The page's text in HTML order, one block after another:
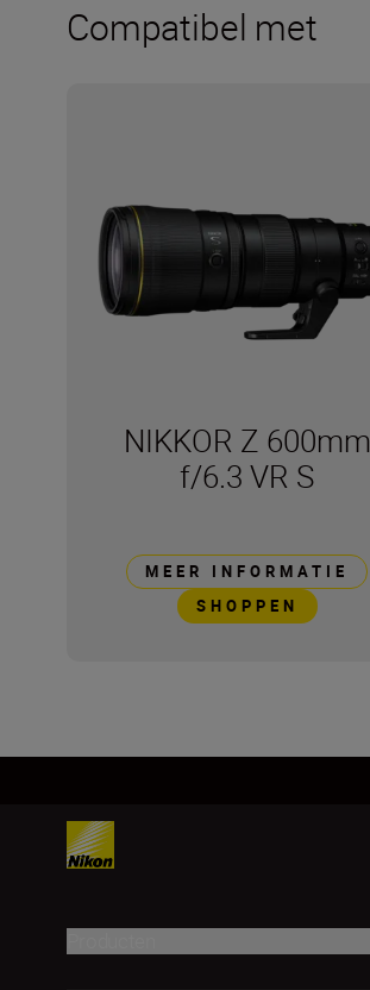
Compatibel met
NIKKOR Z 600mm
f/6.3 VR S
MEER INFORMATIE
SHOPPEN